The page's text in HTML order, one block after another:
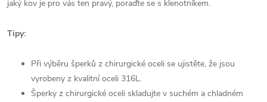
jaký kov je pro vás ten pravý, poraďte se s klenotníkem.
Tipy:
Při výběru šperků z chirurgické oceli se ujistěte, že jsou
vyrobeny z kvalitní oceli 316L.
Šperky z chirurgické oceli skladujte v suchém a chladném